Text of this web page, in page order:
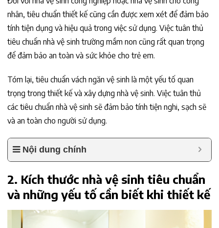
nhân, tiêu chuẩn thiết kế cũng cần được xem xét để đảm bảo
tính tiện dụng và hiệu quả trong việc sử dụng. Việc tuân thủ
tiêu chuẩn nhà vệ sinh trường mầm non cũng rất quan trọng
để đảm bảo an toàn và sức khỏe cho trẻ em.
Tóm lại, tiêu chuẩn vách ngăn vệ sinh là một yếu tố quan
trọng trong thiết kế và xây dựng nhà vệ sinh. Việc tuân thủ
các tiêu chuẩn nhà vệ sinh sẽ đảm bảo tính tiện nghi, sạch sẽ
và an toàn cho người sử dụng.
Nội dung chính
2. Kích thước nhà vệ sinh tiêu chuẩn
và những yếu tố cần biết khi thiết kế